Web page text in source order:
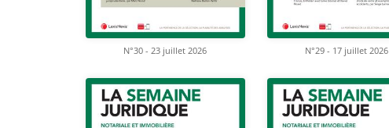
N°30 - 23 juillet 2026 N°29 - 17 juillet 2026